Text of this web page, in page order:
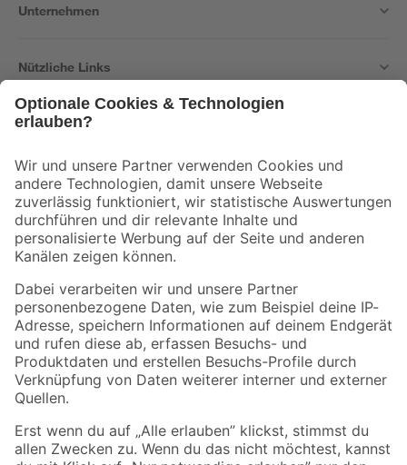
Unternehmen
Nützliche Links
Der toom Newsletter: Keine Angebote und Aktionen mehr verpassen!
Zur Newsletter Anmeldung
Folge uns
Zahlungsarten Versandarten
Sicher einkaufen